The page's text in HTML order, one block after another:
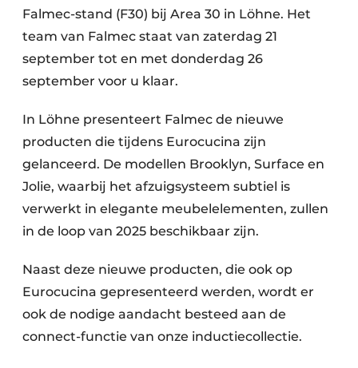
Falmec-stand (F30) bij Area 30 in Löhne. Het
team van Falmec staat van zaterdag 21
september tot en met donderdag 26
september voor u klaar.
In Löhne presenteert Falmec de nieuwe
producten die tijdens Eurocucina zijn
gelanceerd. De modellen Brooklyn, Surface en
Jolie, waarbij het afzuigsysteem subtiel is
verwerkt in elegante meubelelementen, zullen
in de loop van 2025 beschikbaar zijn.
Naast deze nieuwe producten, die ook op
Eurocucina gepresenteerd werden, wordt er
ook de nodige aandacht besteed aan de
connect-functie van onze inductiecollectie.